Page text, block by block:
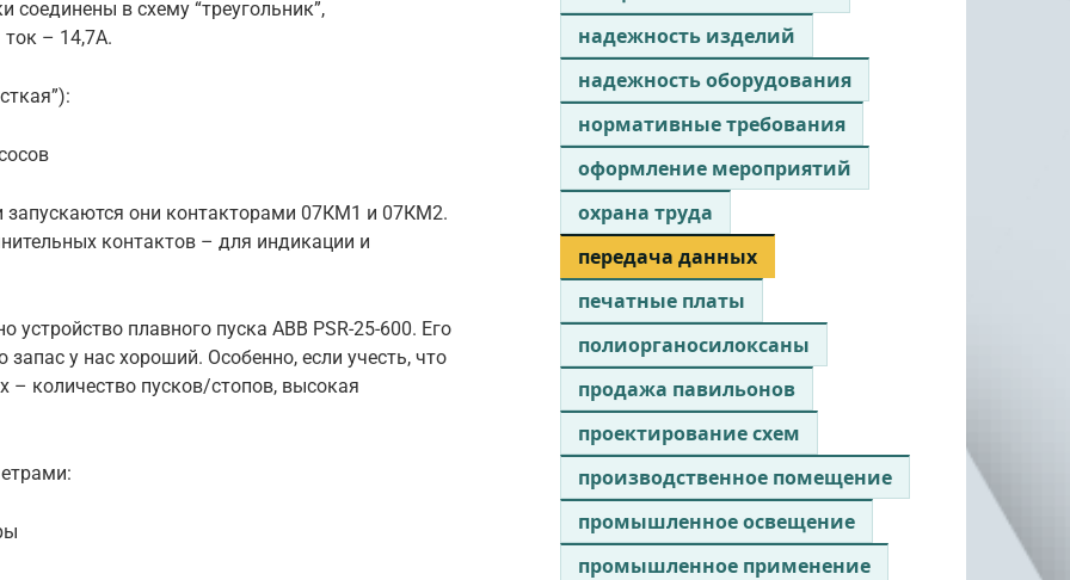
в схему “треугольник”,
– 14,7А.
запускаются они контакторами 07КМ1 и 07КМ2.
контактов – для индикации и
плавного пуска ABB PSR-25-600. Его
у нас хороший. Особенно, если учесть, что
– количество пусков/стопов, высокая
надежность изделий
надежность оборудования
нормативные требования
оформление мероприятий
охрана труда
передача данных
печатные платы
полиорганосилоксаны
продажа павильонов
проектирование схем
производственное помещение
промышленное освещение
промышленное применение